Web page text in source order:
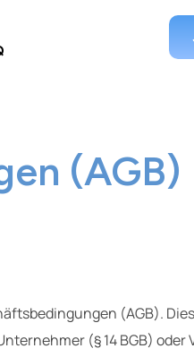
(AGB)
(AGB).
(§ 14 BGB) oder